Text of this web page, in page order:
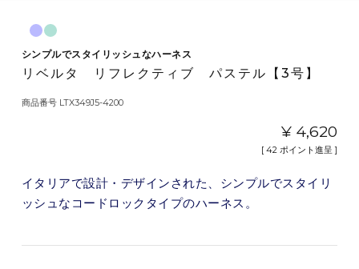
シンプルでスタイリッシュなハーネス
リベルタ リフレクティブ パステル【3号】
商品番号 LTX349J5-4200
¥ 4,620
[ 42 ポイント進呈 ]
イタリアで設計・デザインされた、シンプルでスタイリ
ッシュなコードロックタイプのハーネス。